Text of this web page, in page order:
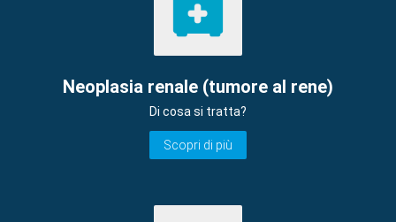
Neoplasia renale (tumore al rene)
Di cosa si tratta?
Scopri di più